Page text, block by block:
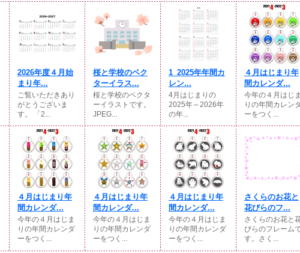
2026年度４月始
まり年...
ご覧いただきあり
がとうございま
す。 「2...
桜と学校のベク
ターイラス...
桜と学校のベクタ
ーイラストです。
JPEG...
1_2025年年間カ
レン...
4月はじまりの
2025年～2026年
の年...
４月はじまり年
間カレンダ...
今年の４月はじま
りの年間カレン
ーをつく...
４月はじまり年
間カレンダ...
今年の４月はじま
りの年間カレンダ
ーをつく...
４月はじまり年
間カレンダ...
今年の４月はじま
りの年間カレンダ
ーをつく...
４月はじまり年
間カレンダ...
今年の４月はじま
りの年間カレンダ
ーをつく...
さくらのお花と
花びらのフ...
さくらのお花と
びらのフレーム
す。さく...